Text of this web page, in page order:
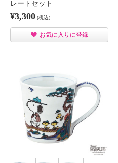
レートセット
¥3,300 (税込)
お気に入りに登録